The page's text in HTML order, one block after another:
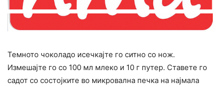
Темното чоколадо исечкајте го ситно со нож.
Измешајте го со 100 мл млеко и 10 г путер. Ставете го
садот со состојките во микровална печка на најмала